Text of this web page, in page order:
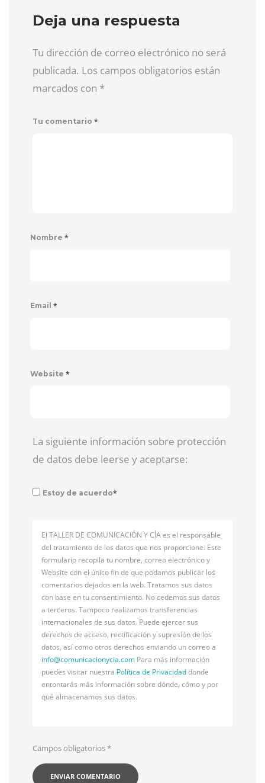
Deja una respuesta
Tu dirección de correo electrónico no será
publicada. Los campos obligatorios están
marcados con *
Tu comentario *
Nombre *
Email *
Website *
La siguiente información sobre protección
de datos debe leerse y aceptarse:
Estoy de acuerdo*
El TALLER DE COMUNICACIÓN Y CÍA es el responsable
del tratamiento de los datos que nos proporcione. Este
formulario recopila tu nombre, correo electrónico y
Website con el único fin de que podamos publicar los
comentarios dejados en la web. Tratamos sus datos
con base en tu consentimiento. No cedemos sus datos
a terceros. Tampoco realizamos transferencias
internacionales de sus datos. Puede ejercer sus
derechos de acceso, rectificación y supresión de los
datos, así como otros derechos enviando un correo a
info@comunicacionycia.com Para más información
puedes visitar nuestra Política de Privacidaddonde
entontarás más información sobre dónde, cómo y por
qué almacenamos sus datos.
Campos obligatorios*